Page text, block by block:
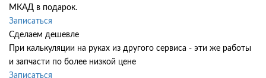
МКАД в подарок.
Записаться
Сделаем дешевле
При калькуляции на руках из другого сервиса - эти же работы
и запчасти по более низкой цене
Записаться